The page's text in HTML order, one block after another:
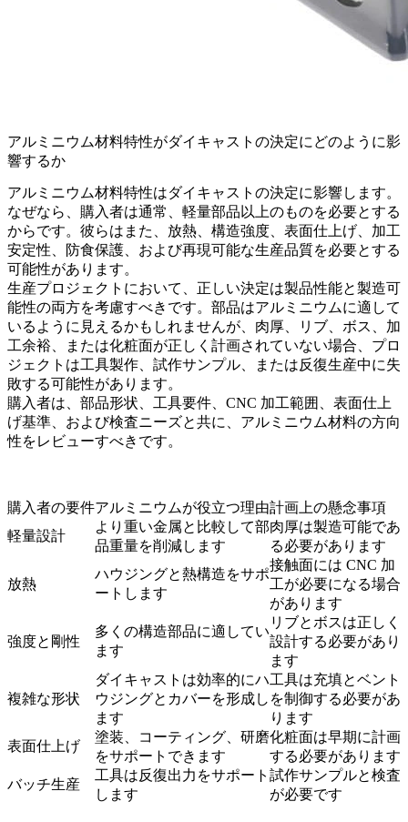
アルミニウム材料特性がダイキャストの決定にどのように影
響するか
アルミニウム材料特性はダイキャストの決定に影響します。
なぜなら、購入者は通常、軽量部品以上のものを必要とする
からです。彼らはまた、放熱、構造強度、表面仕上げ、加工
安定性、防食保護、および再現可能な生産品質を必要とする
可能性があります。
生産プロジェクトにおいて、正しい決定は製品性能と製造可
能性の両方を考慮すべきです。部品はアルミニウムに適して
いるように見えるかもしれませんが、肉厚、リブ、ボス、加
工余裕、または化粧面が正しく計画されていない場合、プロ
ジェクトは工具製作、試作サンプル、または反復生産中に失
敗する可能性があります。
購入者は、部品形状、工具要件、CNC 加工範囲、表面仕上
げ基準、および検査ニーズと共に、アルミニウム材料の方向
性をレビューすべきです。
購入者の要件アルミニウムが役立つ理由計画上の懸念事項
軽量設計
より重い金属と比較して部
品重量を削減します
肉厚は製造可能であ
る必要があります
放熱
ハウジングと熱構造をサポ
ートします
接触面には CNC 加
工が必要になる場合
があります
強度と剛性
多くの構造部品に適してい
ます
リブとボスは正しく
設計する必要があり
ます
複雑な形状
ダイキャストは効率的にハ
ウジングとカバーを形成し
ます
工具は充填とベント
を制御する必要があ
ります
表面仕上げ
塗装、コーティング、研磨
をサポートできます
化粧面は早期に計画
する必要があります
バッチ生産
工具は反復出力をサポート
します
試作サンプルと検査
が必要です